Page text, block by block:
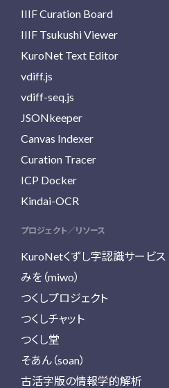
IIIF Curation Board
IIIF Tsukushi Viewer
KuroNet Text Editor
vdiff.js
vdiff-seq.js
JSONkeeper
Canvas Indexer
Curation Tracer
ICP Docker
Kindai-OCR
プロジェクト／リソース
KuroNetくずし字認識サービス
みを（miwo）
つくしプロジェクト
つくしチャット
つくし堂
そあん（soan）
古活字版の情報学的解析